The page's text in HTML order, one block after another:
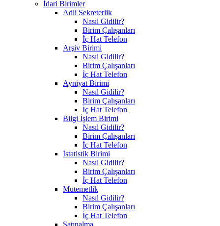
İdari Birimler
Adli Sekreterlik
Nasıl Gidilir?
Birim Çalışanları
İç Hat Telefon
Arşiv Birimi
Nasıl Gidilir?
Birim Çalışanları
İç Hat Telefon
Ayniyat Birimi
Nasıl Gidilir?
Birim Çalışanları
İç Hat Telefon
Bilgi İşlem Birimi
Nasıl Gidilir?
Birim Çalışanları
İç Hat Telefon
İstatistik Birimi
Nasıl Gidilir?
Birim Çalışanları
İç Hat Telefon
Mutemetlik
Nasıl Gidilir?
Birim Çalışanları
İç Hat Telefon
Satınalma